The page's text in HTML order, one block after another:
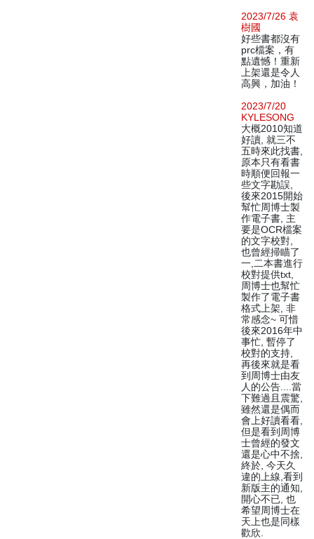
2023/7/26 袁
樹國
好些書都沒有
prc檔案，有
點遺憾！重新
上架還是令人
高興，加油！
2023/7/20
KYLESONG
大概2010知道
好讀, 就三不
五時來此找書,
原本只有看書
時順便回報一
些文字勘誤,
後來2015開始
幫忙周博士製
作電子書, 主
要是OCR檔案
的文字校對,
也曾經掃瞄了
一,二本書進行
校對提供txt,
周博士也幫忙
製作了電子書
格式上架, 非
常感念~ 可惜
後來2016年中
事忙, 暫停了
校對的支持,
再後來就是看
到周博士由友
人的公告....當
下難過且震驚,
雖然還是偶而
會上好讀看看,
但是看到周博
士曾經的發文
還是心中不捨,
終於, 今天久
違的上線,看到
新版主的通知,
開心不已, 也
希望周博士在
天上也是同樣
歡欣.